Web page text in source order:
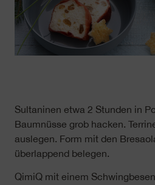
Sultaninen etwa 2 Stunden in
Baumnüsse grob hacken.
auslegen. Form mit den
überlappend belegen.
QimiQ mit einem